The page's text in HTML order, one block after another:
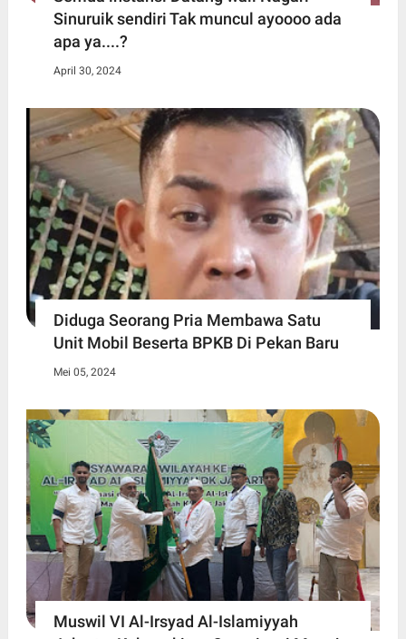
Sinuruik sendiri Tak muncul ayoooo ada
apa ya....?
April 30, 2024
Diduga Seorang Pria Membawa Satu
Unit Mobil Beserta BPKB Di Pekan Baru
Mei 05, 2024
Muswil VI Al-Irsyad Al-Islamiyyah